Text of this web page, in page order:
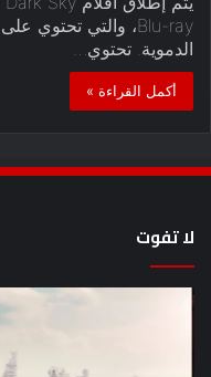
الدموية. تحتوي…
أكمل القراءة »
لا تفوت
8